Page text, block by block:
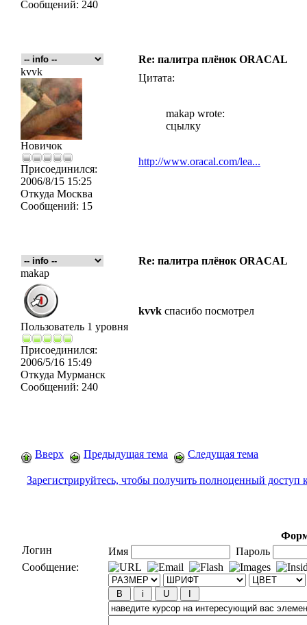
Сообщений: 240
Re: палитра плёнок ORACAL
kvvk
Новичок
Присоединился:
2006/8/15 15:25
Откуда Москва
Сообщений: 15
Цитата:
makap wrote:
сцылку
http://www.oracal.com/lea...
Re: палитра плёнок ORACAL
makap
Пользователь 1 уровня
Присоединился:
2006/5/16 15:49
Откуда Мурманск
Сообщений: 240
kvvk спасибо посмотрел
Вверх Предыдущая тема Следущая тема
Зарегистрируйтесь, чтобы получить полноценный доступ
Логин
Имя
Пароль
Сообщение: